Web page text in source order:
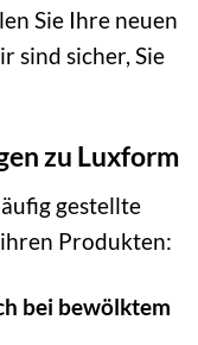
Sie Ihre neuen
sind sicher, Sie
zu Luxform
gestellte
Produkten:
bei bewölktem